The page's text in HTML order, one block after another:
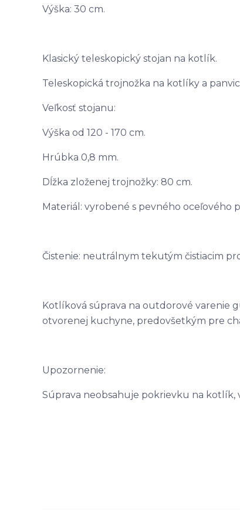
Výška: 30 cm.
Klasický teleskopický stojan na kotlík.
Teleskopická trojnožka na kotlíky a
Veľkosť stojanu:
Výška od 120 - 170 cm.
Hrúbka 0,8 mm.
Dĺžka zloženej trojnožky: 80 cm.
Materiál: vyrobené s pevného oceľového
Čistenie: neutrálnym tekutým čistiacim
Kotlíková súprava na outdorové varenie
otvorenej kuchyne, predovšetkým pre
Upozornenie:
Súprava neobsahuje pokrievku na kotlík,